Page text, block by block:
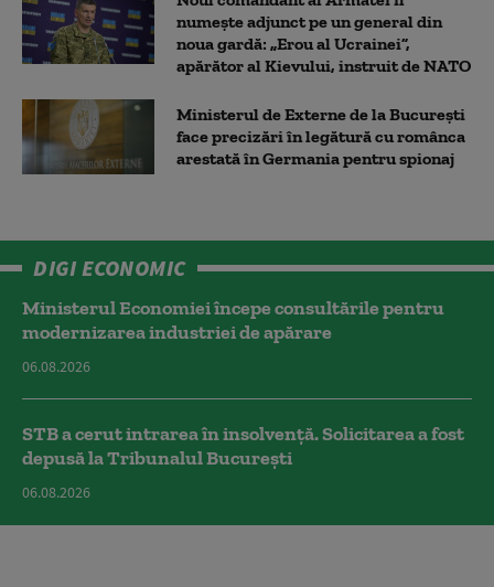
numește adjunct pe un general din
noua gardă: „Erou al Ucrainei”,
apărător al Kievului, instruit de NATO
Ministerul de Externe de la București
face precizări în legătură cu românca
arestată în Germania pentru spionaj
DIGI ECONOMIC
Ministerul Economiei începe consultările pentru
modernizarea industriei de apărare
06.08.2026
STB a cerut intrarea în insolvență. Solicitarea a fost
depusă la Tribunalul București
06.08.2026